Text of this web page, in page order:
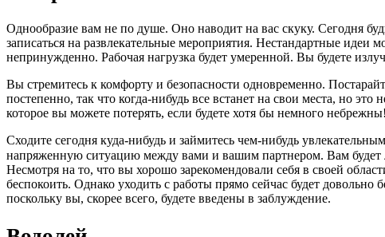
Однообразие вам не по душе. Оно наводит на вас скуку. Сегодня
записаться на развлекательные мероприятия. Нестандартные идеи
непринужденно. Рабочая нагрузка будет умеренной. Вы будете
Вы стремитесь к комфорту и безопасности одновременно.
постепенно, так что когда-нибудь все встанет на свои места, но
которое вы можете потерять, если будете хотя бы немного небрежны!
Сходите сегодня куда-нибудь и займитесь чем-нибудь
напряженную ситуацию между вами и вашим партнером. Вам будет
Несмотря на то, что вы хорошо зарекомендовали себя в своей
беспокоить. Однако уходить с работы прямо сейчас будет
поскольку вы, скорее всего, будете введены в заблуждение.